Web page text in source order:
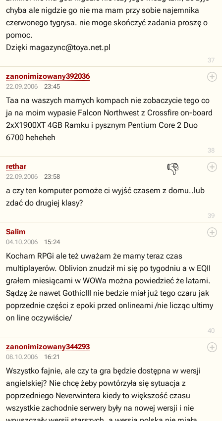
37
chyba ale nigdzie go nie ma mam przy sobie najemnika
czerwonego tygrysa. nie moge skończyć zadania proszę o
pomoc.
Dzięki magazync@toya.net.pl
22.09.2006 23:45
38
zanonimizowany392036
Taa na waszych marnych kompach nie zobaczycie tego co
ja na moim wypasie Falcon Northwest z Crossfire on-board
2xX1900XT 4GB Ramku i pysznym Pentium Core 2 Duo
6700 heheheh
22.09.2006 23:58
👎
39
rethar
a czy ten komputer pomoże ci wyjść czasem z domu..lub
zdać do drugiej klasy?
04.10.2006 15:24
40
Salim
Kocham RPGi ale też uważam że mamy teraz czas
multiplayerów. Oblivion znudził mi się po tygodniu a w EQII
grałem miesiącami w WOWa można powiedzieć że latami.
Sądzę że nawet GothicIII nie bedzie miał już tego czaru jak
poprzednie części z epoki przed onlineami /nie licząc ultimy
on line oczywiście/
08.10.2006 16:21
zanonimizowany344293
Wszystko fajnie, ale czy ta gra będzie dostępna w wersji
angielskiej? Nie chcę żeby powtórzyła się sytuacja z
poprzedniego Neverwintera kiedy to większość czasu
wszystkie zachodnie serwery były na nowej wersji i nie